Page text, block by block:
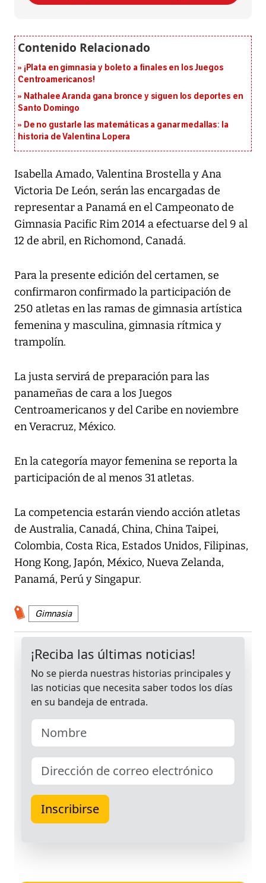
¡Plata en gimnasia y boleto a finales en los Juegos
Centroamericanos!
Nathalee Aranda gana bronce y siguen los deportes en
Santo Domingo
De no gustarle las matemáticas a ganar medallas: la
historia de Valentina Lopera
Isabella Amado, Valentina Brostella y Ana
Victoria De León, serán las encargadas de
representar a Panamá en el Campeonato de
Gimnasia Pacific Rim 2014 a efectuarse del 9 al
12 de abril, en Richomond, Canadá.
Para la presente edición del certamen, se
confirmaron confirmado la participación de
250 atletas en las ramas de gimnasia artística
femenina y masculina, gimnasia rítmica y
trampolín.
La justa servirá de preparación para las
panameñas de cara a los Juegos
Centroamericanos y del Caribe en noviembre
en Veracruz, México.
En la categoría mayor femenina se reporta la
participación de al menos 31 atletas.
La competencia estarán viendo acción atletas
de Australia, Canadá, China, China Taipei,
Colombia, Costa Rica, Estados Unidos, Filipinas,
Hong Kong, Japón, México, Nueva Zelanda,
Panamá, Perú y Singapur.
Gimnasia